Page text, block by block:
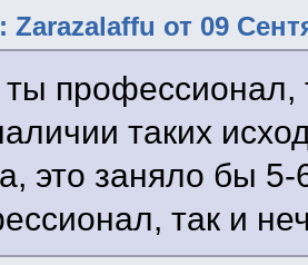
Zarazalaffu от 09
профессионал,
таких
это заняло бы
так и